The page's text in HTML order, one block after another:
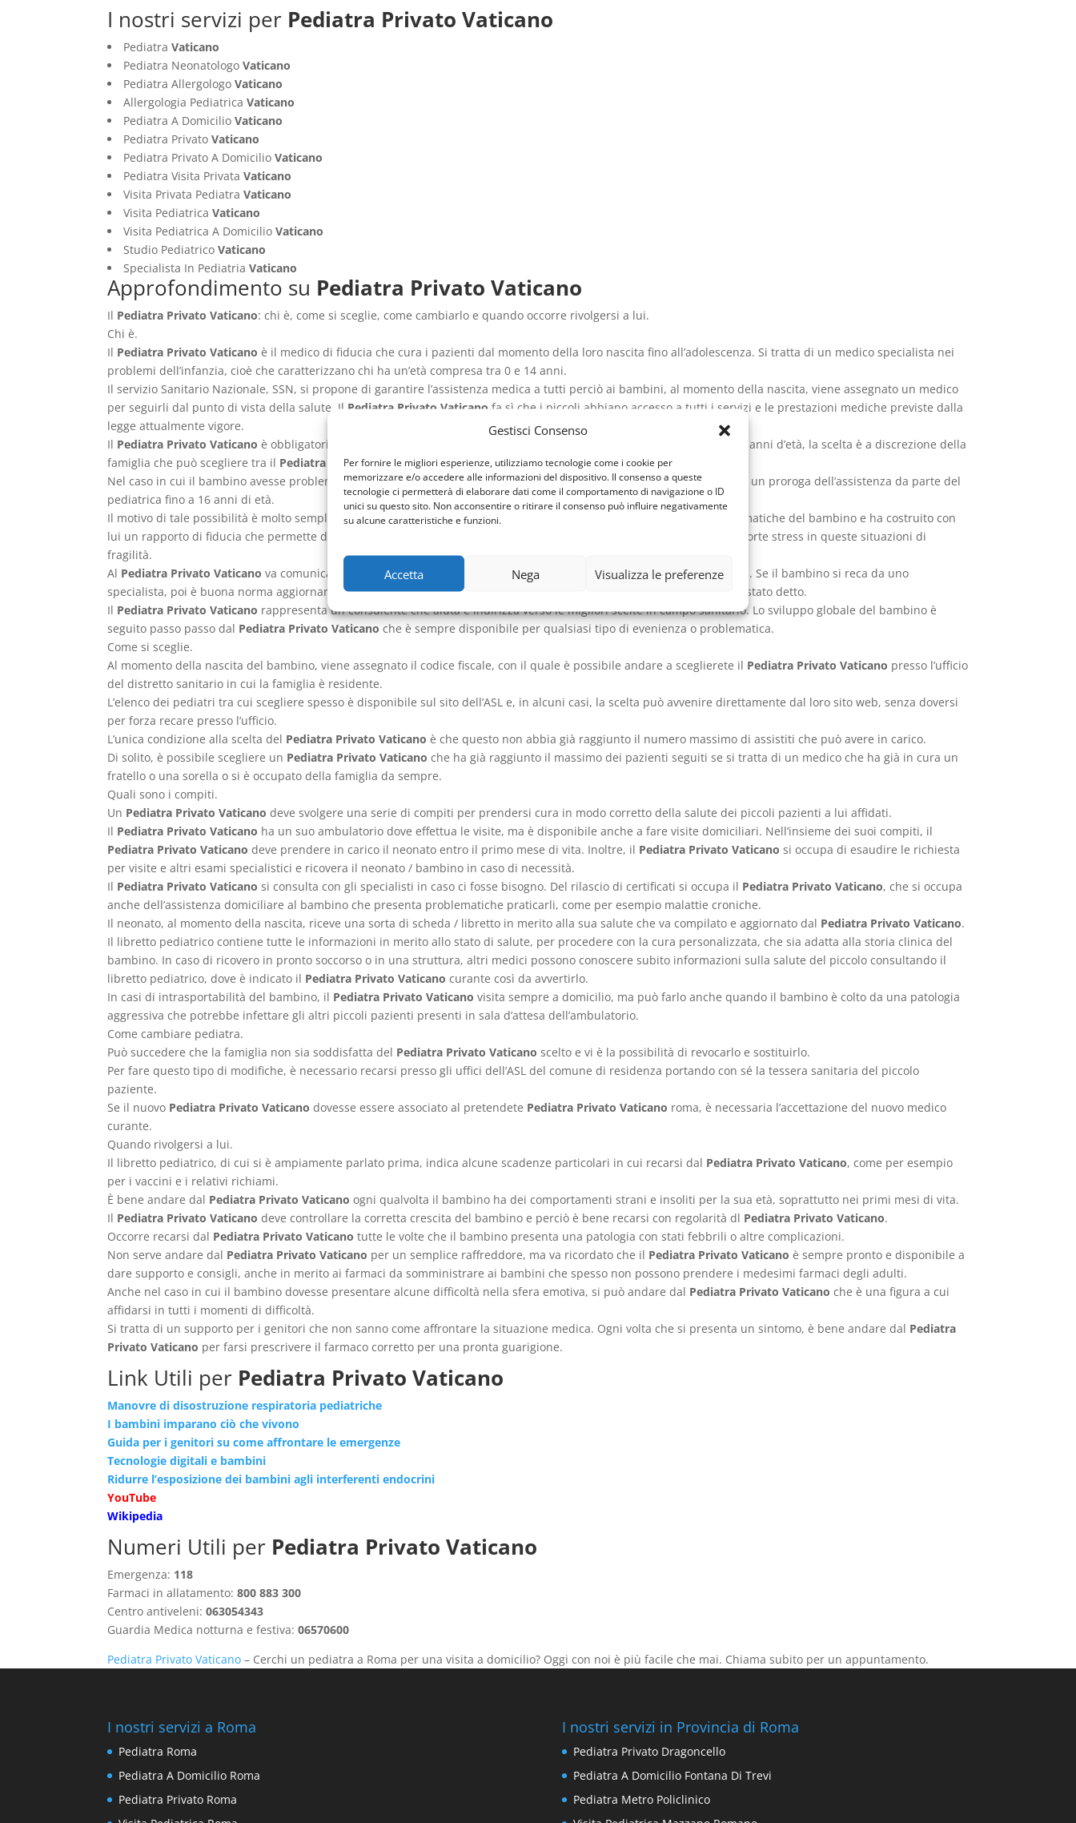
Gestisci Consenso
Per fornire le migliori esperienze, utilizziamo tecnologie come i cookie per
memorizzare e/o accedere alle informazioni del dispositivo. Il consenso a queste
tecnologie ci permetterà di elaborare dati come il comportamento di navigazione o ID
unici su questo sito. Non acconsentire o ritirare il consenso può influire negativamente
su alcune caratteristiche e funzioni.
Accetta Nega Visualizza le preferenze
I nostri servizi per Pediatra Privato Vaticano
PediatraVaticano
Pediatra NeonatologoVaticano
Pediatra AllergologoVaticano
Allergologia PediatricaVaticano
Pediatra A DomicilioVaticano
Pediatra PrivatoVaticano
Pediatra Privato A DomicilioVaticano
Pediatra Visita PrivataVaticano
Visita Privata PediatraVaticano
Visita PediatricaVaticano
Visita Pediatrica A DomicilioVaticano
Studio PediatricoVaticano
Specialista In PediatriaVaticano
Approfondimento su Pediatra Privato Vaticano
Il Pediatra Privato Vaticano: chi è, come si sceglie, come cambiarlo e quando occorre rivolgersi a lui.
Chi è.
Il Pediatra Privato Vaticano è il medico di fiducia che cura i pazienti dal momento della loro nascita fino all’adolescenza. Si tratta di un medico specialista nei
problemi dell’infanzia, cioè che caratterizzano chi ha un’età compresa tra 0 e 14 anni.
Il servizio Sanitario Nazionale, SSN, si propone di garantire l’assistenza medica a tutti perciò ai bambini, al momento della nascita, viene assegnato un medico
per seguirli dal punto di vista della salute. Il Pediatra Privato Vaticano fa sì che i piccoli abbiano accesso a tutti i servizi e le prestazioni mediche previste dalla
legge attualmente vigore.
Il Pediatra Privato Vaticano è obbligatorio per tutti i bambini fino al compimento di 6 anni d’età. Di seguito, tra i 6 e 14 anni d’età, la scelta è a discrezione della
famiglia che può scegliere tra il Pediatra Privato Vaticanoe il medico di famiglia.
Nel caso in cui il bambino avesse problemi di handicap o fosse affetto da patologie croniche, la famiglia può richiedere un proroga dell’assistenza da parte del
pediatrica fino a 16 anni di età.
Il motivo di tale possibilità è molto semplice: ilPediatra Privato Vaticano
, dopo ormai 14 anni, conosce bene le problematiche del bambino e ha costruito con
lui un rapporto di fiducia che permette di assisterlo al meglio. Un cambiamento potrebbe rappresentare un fattore di forte stress in queste situazioni di
fragilità.
Al Pediatra Privato Vaticano va comunicato tutto in merito alla salute dal bambino e va aggiornato in merito alle novità. Se il bambino si reca da uno
specialista, poi è buona norma aggiornare ilPediatra Privato Vaticano
spiegando come è andata la visita e che cosa è stato detto.
Il Pediatra Privato Vaticano rappresenta un consulente che aiuta e indirizza verso le migliori scelte in campo sanitario. Lo sviluppo globale del bambino è
seguito passo passo dal Pediatra Privato Vaticano che è sempre disponibile per qualsiasi tipo di evenienza o problematica.
Come si sceglie.
Al momento della nascita del bambino, viene assegnato il codice fiscale, con il quale è possibile andare a sceglierete il Pediatra Privato Vaticano presso l’ufficio
del distretto sanitario in cui la famiglia è residente.
L’elenco dei pediatri tra cui scegliere spesso è disponibile sul sito dell’ASL e, in alcuni casi, la scelta può avvenire direttamente dal loro sito web, senza doversi
per forza recare presso l’ufficio.
L’unica condizione alla scelta del Pediatra Privato Vaticano è che questo non abbia già raggiunto il numero massimo di assistiti che può avere in carico.
Di solito, è possibile scegliere un Pediatra Privato Vaticano che ha già raggiunto il massimo dei pazienti seguiti se si tratta di un medico che ha già in cura un
fratello o una sorella o si è occupato della famiglia da sempre.
Quali sono i compiti.
Un Pediatra Privato Vaticano deve svolgere una serie di compiti per prendersi cura in modo corretto della salute dei piccoli pazienti a lui affidati.
Il Pediatra Privato Vaticano ha un suo ambulatorio dove effettua le visite, ma è disponibile anche a fare visite domiciliari. Nell’insieme dei suoi compiti, il
Pediatra Privato Vaticano deve prendere in carico il neonato entro il primo mese di vita. Inoltre, il Pediatra Privato Vaticano si occupa di esaudire le richiesta
per visite e altri esami specialistici e ricovera il neonato / bambino in caso di necessità.
Il Pediatra Privato Vaticano si consulta con gli specialisti in caso ci fosse bisogno. Del rilascio di certificati si occupa il Pediatra Privato Vaticano, che si occupa
anche dell’assistenza domiciliare al bambino che presenta problematiche praticarli, come per esempio malattie croniche.
Il neonato, al momento della nascita, riceve una sorta di scheda / libretto in merito alla sua salute che va compilato e aggiornato dal Pediatra Privato Vaticano.
Il libretto pediatrico contiene tutte le informazioni in merito allo stato di salute, per procedere con la cura personalizzata, che sia adatta alla storia clinica del
bambino. In caso di ricovero in pronto soccorso o in una struttura, altri medici possono conoscere subito informazioni sulla salute del piccolo consultando il
libretto pediatrico, dove è indicato il Pediatra Privato Vaticano curante così da avvertirlo.
In casi di intrasportabilità del bambino, il Pediatra Privato Vaticano visita sempre a domicilio, ma può farlo anche quando il bambino è colto da una patologia
aggressiva che potrebbe infettare gli altri piccoli pazienti presenti in sala d’attesa dell’ambulatorio.
Come cambiare pediatra.
Può succedere che la famiglia non sia soddisfatta del Pediatra Privato Vaticano scelto e vi è la possibilità di revocarlo e sostituirlo.
Per fare questo tipo di modifiche, è necessario recarsi presso gli uffici dell’ASL del comune di residenza portando con sé la tessera sanitaria del piccolo
paziente.
Se il nuovo Pediatra Privato Vaticano dovesse essere associato al pretendete Pediatra Privato Vaticano roma, è necessaria l’accettazione del nuovo medico
curante.
Quando rivolgersi a lui.
Il libretto pediatrico, di cui si è ampiamente parlato prima, indica alcune scadenze particolari in cui recarsi dal Pediatra Privato Vaticano, come per esempio
per i vaccini e i relativi richiami.
È bene andare dal Pediatra Privato Vaticano ogni qualvolta il bambino ha dei comportamenti strani e insoliti per la sua età, soprattutto nei primi mesi di vita.
Il Pediatra Privato Vaticano deve controllare la corretta crescita del bambino e perciò è bene recarsi con regolarità dl Pediatra Privato Vaticano.
Occorre recarsi dal Pediatra Privato Vaticano tutte le volte che il bambino presenta una patologia con stati febbrili o altre complicazioni.
Non serve andare dal Pediatra Privato Vaticano per un semplice raffreddore, ma va ricordato che il Pediatra Privato Vaticano è sempre pronto e disponibile a
dare supporto e consigli, anche in merito ai farmaci da somministrare ai bambini che spesso non possono prendere i medesimi farmaci degli adulti.
Anche nel caso in cui il bambino dovesse presentare alcune difficoltà nella sfera emotiva, si può andare dal Pediatra Privato Vaticano che è una figura a cui
affidarsi in tutti i momenti di difficoltà.
Si tratta di un supporto per i genitori che non sanno come affrontare la situazione medica. Ogni volta che si presenta un sintomo, è bene andare dal Pediatra
Privato Vaticano per farsi prescrivere il farmaco corretto per una pronta guarigione.
Link Utili per Pediatra Privato Vaticano
Manovre di disostruzione respiratoria pediatriche
I bambini imparano ciò che vivono
Guida per i genitori su come affrontare le emergenze
Tecnologie digitali e bambini
Ridurre l’esposizione dei bambini agli interferenti endocrini
YouTube
Wikipedia
Numeri Utili per Pediatra Privato Vaticano
Emergenza: 118
Farmaci in allatamento:800 883 300
Centro antiveleni:063054343
Guardia Medica notturna e festiva:06570600
Pediatra Privato Vaticano – Cerchi un pediatra a Roma per una visita a domicilio? Oggi con noi è più facile che mai. Chiama subito per un appuntamento.
I nostri servizi a Roma
Pediatra Roma
Pediatra A Domicilio Roma
Pediatra Privato Roma
I nostri servizi in Provincia di Roma
Pediatra Privato Dragoncello
Pediatra A Domicilio Fontana Di Trevi
Pediatra Metro Policlinico